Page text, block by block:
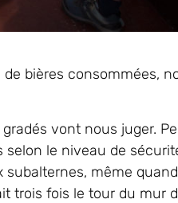
bières consommées,
vont nous juger.
le niveau de
même
trois fois le tour du mur